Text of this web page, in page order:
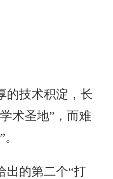
技术积淀，长
术圣地”，而难
的第二个“打